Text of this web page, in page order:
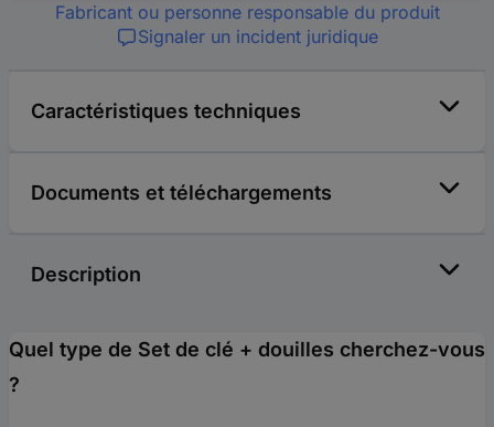
Fabricant ou personne responsable du produit
Signaler un incident juridique
Caractéristiques techniques
Documents et téléchargements
Description
Quel type de Set de clé + douilles cherchez-vous
?